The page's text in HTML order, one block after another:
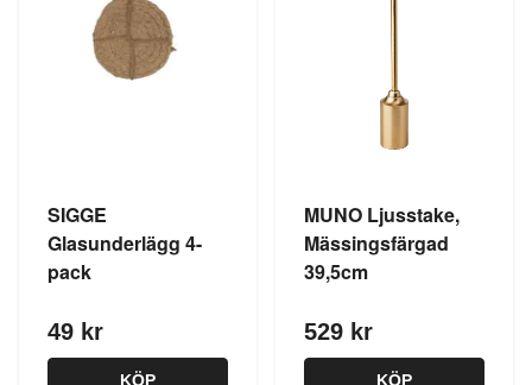
SIGGE
Glasunderlägg 4-
pack
49 kr
KÖP
MUNO Ljusstake,
Mässingsfärgad
39,5cm
529 kr
KÖP